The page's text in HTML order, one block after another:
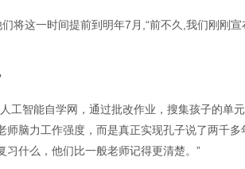
将这一时间提前到明年7月,“前不久,我们刚刚宣
工智能自学网，通过批改作业，搜集孩子的单
脑力工作强度，而是真正实现孔子说了两千多
什么，他们比一般老师记得更清楚。”